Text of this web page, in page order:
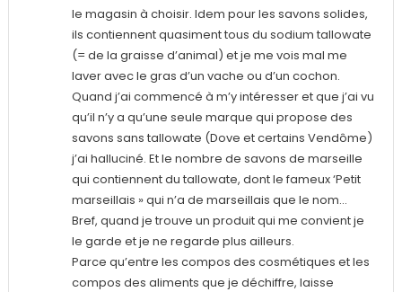
le magasin à choisir. Idem pour les savons solides,
ils contiennent quasiment tous du sodium tallowate
(= de la graisse d’animal) et je me vois mal me
laver avec le gras d’un vache ou d’un cochon.
Quand j’ai commencé à m’y intéresser et que j’ai vu
qu’il n’y a qu’une seule marque qui propose des
savons sans tallowate (Dove et certains Vendôme)
j’ai halluciné. Et le nombre de savons de marseille
qui contiennent du tallowate, dont le fameux ‘Petit
marseillais » qui n’a de marseillais que le nom…
Bref, quand je trouve un produit qui me convient je
le garde et je ne regarde plus ailleurs.
Parce qu’entre les compos des cosmétiques et les
compos des aliments que je déchiffre, laisse